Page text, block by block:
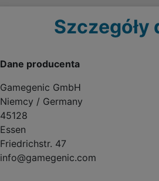
Dane producenta
Gamegenic GmbH
Niemcy / Germany
45128
Essen
Friedrichstr. 47
info@gamegenic.com